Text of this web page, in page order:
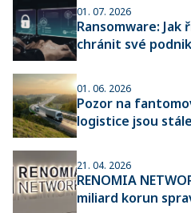
01. 07. 2026
Ransomware:
chránit své
01. 06. 2026
Pozor na
logistice jsou
21. 04. 2026
RENOMIA
miliard korun